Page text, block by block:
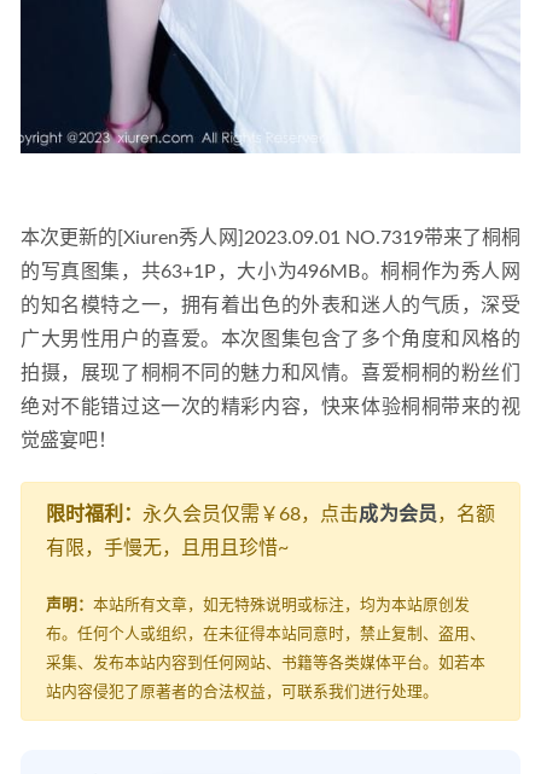
本次更新的[Xiuren秀人网]2023.09.01 NO.7319带来了桐桐
的写真图集，共63+1P，大小为496MB。桐桐作为秀人网
的知名模特之一，拥有着出色的外表和迷人的气质，深受
广大男性用户的喜爱。本次图集包含了多个角度和风格的
拍摄，展现了桐桐不同的魅力和风情。喜爱桐桐的粉丝们
绝对不能错过这一次的精彩内容，快来体验桐桐带来的视
觉盛宴吧！
限时福利： 永久会员仅需￥68，点击成为会员，名额
有限，手慢无，且用且珍惜~
声明： 本站所有文章，如无特殊说明或标注，均为本站原创发
布。任何个人或组织，在未征得本站同意时，禁止复制、盗用、
采集、发布本站内容到任何网站、书籍等各类媒体平台。如若本
站内容侵犯了原著者的合法权益，可联系我们进行处理。